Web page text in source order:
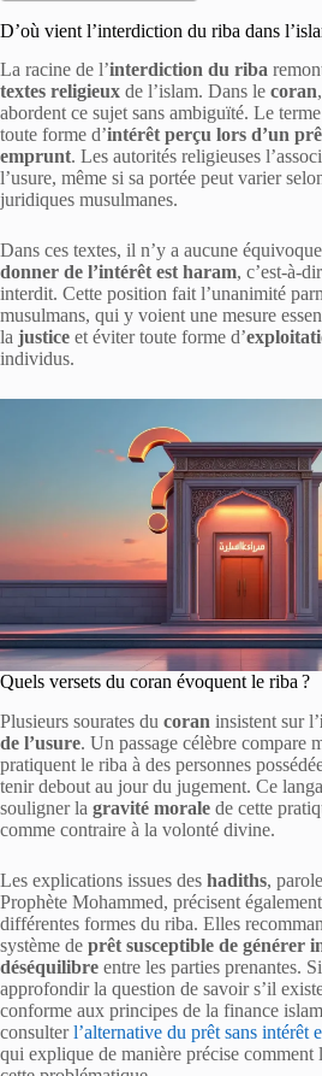
D’où vient l’interdiction du riba dans
La racine de l’interdiction du riba
textes religieux de l’islam. Dans le coran
abordent ce sujet sans ambiguïté. Le
toute forme d’intérêt perçu lors d’un
emprunt. Les autorités religieuses
l’usure, même si sa portée peut varier
juridiques musulmanes.
Dans ces textes, il n’y a aucune
donner de l’intérêt est haram, c’est-à-
interdit. Cette position fait l’unanimité
musulmans, qui y voient une mesure
la justice et éviter toute forme d’
individus.
Quels versets du coran évoquent le riba ?
Plusieurs sourates du coran insistent sur l’
de l’usure. Un passage célèbre compare
pratiquent le riba à des personnes
tenir debout au jour du jugement. Ce
souligner la gravité morale de cette
comme contraire à la volonté divine.
Les explications issues des hadiths,
Prophète Mohammed, précisent
différentes formes du riba. Elles
système de prêt susceptible de générer
déséquilibre entre les parties prenantes.
approfondir la question de savoir s’il
conforme aux principes de la finance
consulterl’alternative du prêt sans intérêt
qui explique de manière précise comment